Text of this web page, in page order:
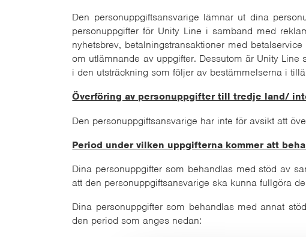
Den personuppgiftsansvarige lämnar ut dina
personuppgifter för Unity Line i samband med
nyhetsbrev, betalningstransaktioner med
om utlämnande av uppgifter. Dessutom är Unity
i den utsträckning som följer av bestämmelserna i
Överföring av personuppgifter till tredje land/
Den personuppgiftsansvarige har inte för avsikt att
Period under vilken uppgifterna kommer att
Dina personuppgifter som behandlas med stöd av
att den personuppgiftsansvarige ska kunna fullgöra
Dina personuppgifter som behandlas med annat
den period som anges nedan: